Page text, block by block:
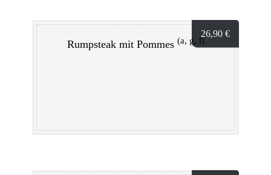
26,90 €
Rumpsteak mit Pommes (a, g, l)